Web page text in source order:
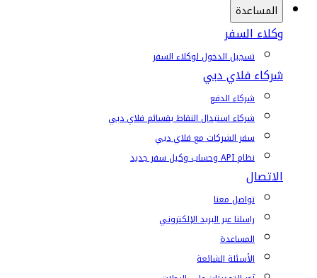
المساعدة
وكلاء السفر
تسجيل الدخول لوكلاء السفر
شركاء فلاي دبي
شركاء الدفع
شركاء استبدال النقاط بقسائم فلاي دبي
سفر الشركات مع فلاي دبي
نظام API وحساب وكيل سفر جديد
الاتصال
تواصل معنا
راسلنا عبر البريد الإلكتروني
المساعدة
الأسئلة الشائعة